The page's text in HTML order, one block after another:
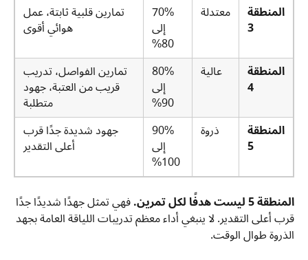
المنطقة
3
معتدلة 70%
إلى
80%
تمارين قلبية ثابتة، عمل
هوائي أقوى
المنطقة
4
عالية 80%
إلى
90%
تمارين الفواصل، تدريب
قريب من العتبة، جهود
متطلبة
المنطقة
5
ذروة 90%
إلى
100%
جهود شديدة جدًا قرب
أعلى التقدير
المنطقة 5 ليست هدفًا لكل تمرين. فهي تمثل جهدًا شديدًا جدًا
قرب أعلى التقدير. لا ينبغي أداء معظم تدريبات اللياقة العامة بجهد
الذروة طوال الوقت.